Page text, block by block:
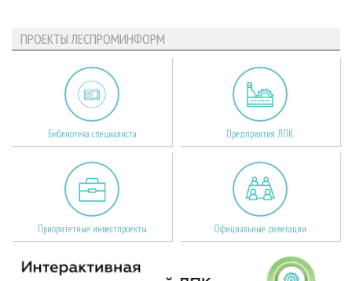
ПРОЕКТЫ ЛЕСПРОМИНФОРМ
Библиотека специалиста Предприятия ЛПК
Приоритетные инвестпроекты Официальные делегации